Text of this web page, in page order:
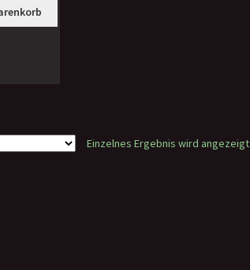
war:
15,90 €
ist:
7,00 €.
Einzelnes Ergebnis wird angezeigt